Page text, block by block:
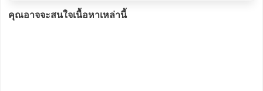
คุณอาจจะสนใจเนื้อหาเหล่านี้